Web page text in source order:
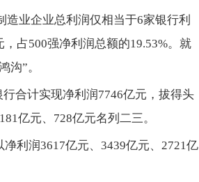
业企业总利润仅相当于6家银行利
占500强净利润总额的19.53%。就
沟”。
合计实现净利润7746亿元，拔得头
亿元、728亿元名列二三。
利润3617亿元、3439亿元、2721亿